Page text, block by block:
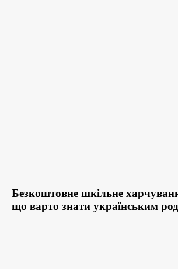
Безкоштовне шкільне
що варто знати українським